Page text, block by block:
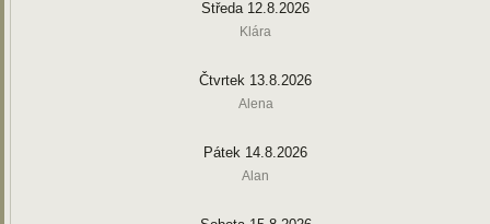
Středa 12.8.2026
Klára
Čtvrtek 13.8.2026
Alena
Pátek 14.8.2026
Alan